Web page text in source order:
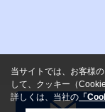
当サイトでは、お客様
して、クッキー（
詳しくは、当社の 「